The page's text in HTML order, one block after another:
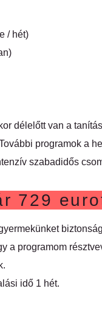
/ hét)
délelőtt van a
programok a
szabadidős
729
a programom
idő 1 hét.